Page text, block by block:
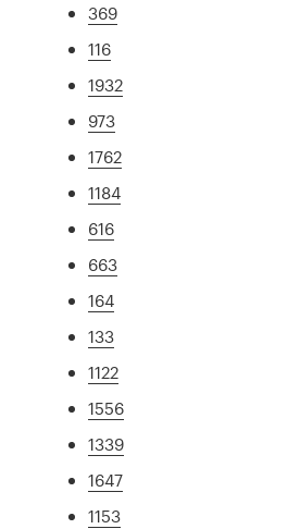
369
116
1932
973
1762
1184
616
663
164
133
1122
1556
1339
1647
1153